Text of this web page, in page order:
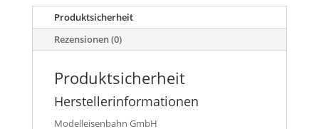
mm
Menge
Produktsicherheit
Rezensionen (0)
Produktsicherheit
Herstellerinformationen
Modelleisenbahn GmbH